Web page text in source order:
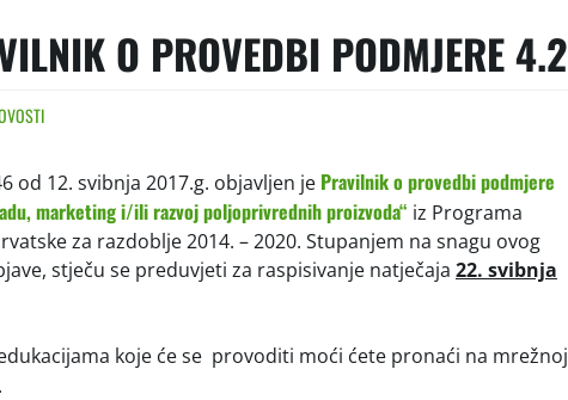
O PROVEDBI PODMJERE 4.2
od 12. svibnja 2017.g. objavljen je Pravilnik o provedbi podmjere
marketing i/ili razvoj poljoprivrednih proizvoda“ iz Programa
za razdoblje 2014. – 2020. Stupanjem na snagu ovog
stječu se preduvjeti za raspisivanje natječaja 22. svibnja
koje će se provoditi moći ćete pronaći na mrežnoj
.